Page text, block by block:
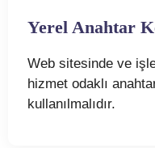
Yerel Anahtar
Web sitesinde ve
hizmet odaklı
kullanılmalıdır.